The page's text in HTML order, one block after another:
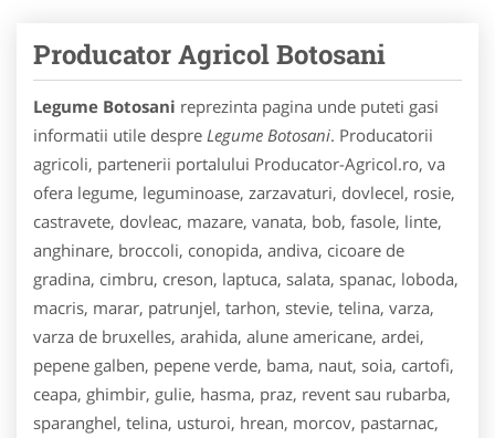
Producator Agricol Botosani
Legume Botosani reprezinta pagina unde puteti gasi
informatii utile despre Legume Botosani. Producatorii
agricoli, partenerii portalului Producator-Agricol.ro, va
ofera legume, leguminoase, zarzavaturi, dovlecel, rosie,
castravete, dovleac, mazare, vanata, bob, fasole, linte,
anghinare, broccoli, conopida, andiva, cicoare de
gradina, cimbru, creson, laptuca, salata, spanac, loboda,
macris, marar, patrunjel, tarhon, stevie, telina, varza,
varza de bruxelles, arahida, alune americane, ardei,
pepene galben, pepene verde, bama, naut, soia, cartofi,
ceapa, ghimbir, gulie, hasma, praz, revent sau rubarba,
sparanghel, telina, usturoi, hrean, morcov, pastarnac,